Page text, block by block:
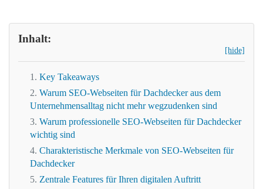
Inhalt:
[hide]
Key Takeaways
Warum SEO-Webseiten für Dachdecker aus dem
Unternehmensalltag nicht mehr wegzudenken sind
Warum professionelle SEO-Webseiten für Dachdecker
wichtig sind
Charakteristische Merkmale von SEO-Webseiten für
Dachdecker
Zentrale Features für Ihren digitalen Auftritt